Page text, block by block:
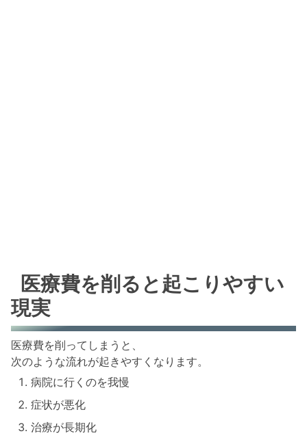
医療費を削ると起こりやすい
現実
医療費を削ってしまうと、
次のような流れが起きやすくなります。
病院に行くのを我慢
症状が悪化
治療が長期化